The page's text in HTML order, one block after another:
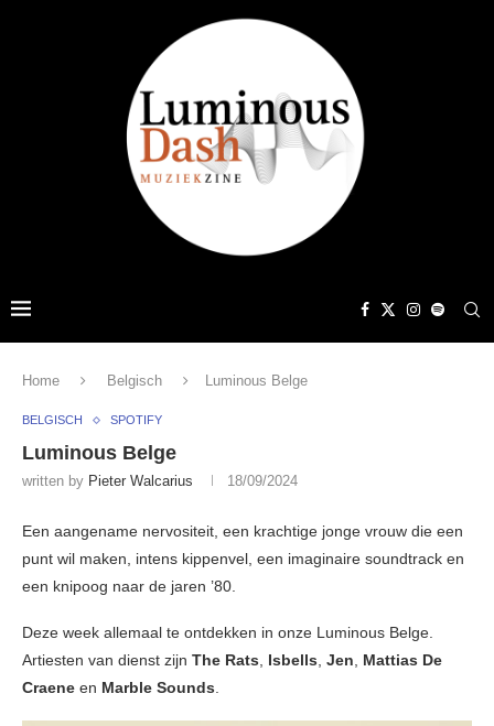
Home Belgisch Luminous Belge
BELGISCH SPOTIFY
Luminous Belge
written by Pieter Walcarius 18/09/2024
Een aangename nervositeit, een krachtige jonge vrouw die een
punt wil maken, intens kippenvel, een imaginaire soundtrack en
een knipoog naar de jaren ’80.
Deze week allemaal te ontdekken in onze Luminous Belge.
Artiesten van dienst zijn The Rats, Isbells, Jen, Mattias De
Craene en Marble Sounds.